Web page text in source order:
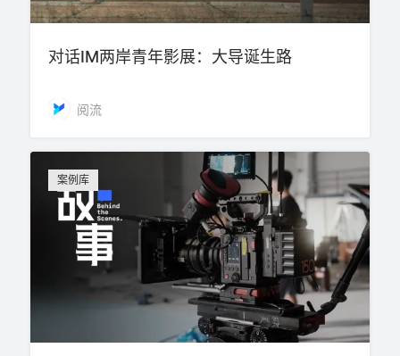
对话IM两岸青年影展：大导诞生路
阅流
案例库